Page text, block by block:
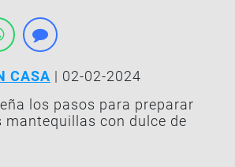
CASA | 02-02-2024
los pasos para preparar
mantequillas con dulce de